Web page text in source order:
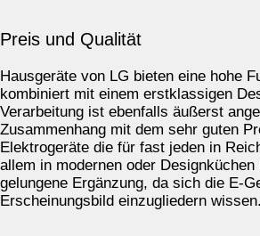
Preis und Qualität
Hausgeräte von LG bieten eine hohe
kombiniert mit einem erstklassigen
Verarbeitung ist ebenfalls äußerst
Zusammenhang mit dem sehr guten
Elektrogeräte die für fast jeden in
allem in modernen oder
gelungene Ergänzung, da sich die E-
Erscheinungsbild einzugliedern wissen.